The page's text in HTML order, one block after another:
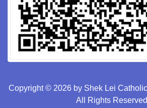
Copyright © 2026 by Shek Lei
All Rights